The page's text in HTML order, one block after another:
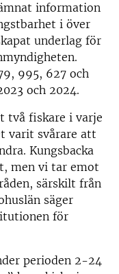
information
i över
underlag för
995, 627 och
och 2024.
två fiskare i varje
varit svårare att
Kungsbacka
men vi tar emot
särskilt från
säger
för
perioden 2-24